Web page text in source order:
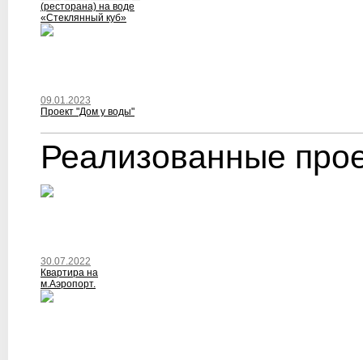
(ресторана) на воде
«Стеклянный куб»
09.01.2023
Проект "Дом у воды"
Реализованные
30.07.2022
Квартира на
м.Аэропорт.